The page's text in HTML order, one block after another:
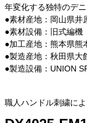
年変化する独特のデニ
●素材産地：岡山県井
●素材設備：旧式編機
●加工産地：熊本県熊
●製造産地：秋田県大
●製造設備：UNION
職人ハンドル刺繍に